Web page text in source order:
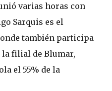
varias horas con
Sarquis es el
también participa
la filial de Blumar,
el 55% de la